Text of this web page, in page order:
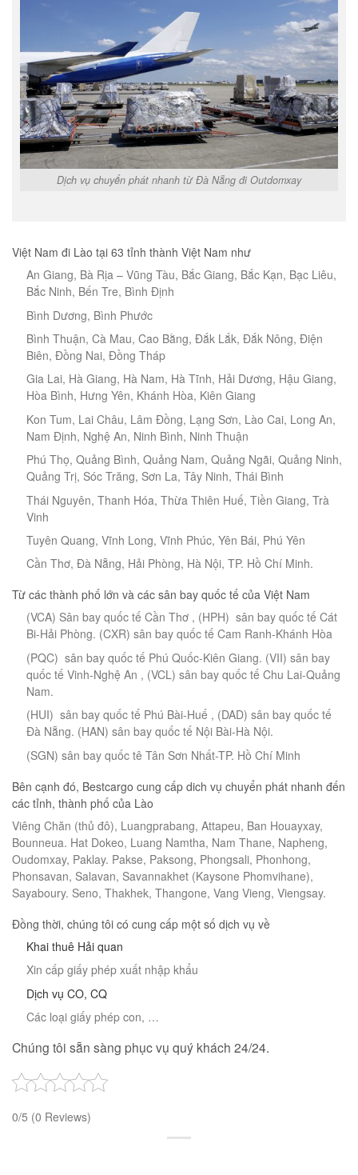
Dịch vụ chuyển phát nhanh từ Đà Nẵng đi Outdomxay
Việt Nam đi Lào tại 63 tỉnh thành Việt Nam như
An Giang, Bà Rịa – Vũng Tàu, Bắc Giang, Bắc Kạn, Bạc Liêu,
Bắc Ninh, Bến Tre, Bình Định
Bình Dương, Bình Phước
Bình Thuận, Cà Mau, Cao Bằng, Đắk Lắk, Đắk Nông, Điện
Biên, Đồng Nai, Đồng Tháp
Gia Lai, Hà Giang, Hà Nam, Hà Tĩnh, Hải Dương, Hậu Giang,
Hòa Bình, Hưng Yên, Khánh Hòa, Kiên Giang
Kon Tum, Lai Châu, Lâm Đồng, Lạng Sơn, Lào Cai, Long An,
Nam Định, Nghệ An, Ninh Bình, Ninh Thuận
Phú Thọ, Quảng Bình, Quảng Nam, Quảng Ngãi, Quảng Ninh,
Quảng Trị, Sóc Trăng, Sơn La, Tây Ninh, Thái Bình
Thái Nguyên, Thanh Hóa, Thừa Thiên Huế, Tiền Giang, Trà
Vinh
Tuyên Quang, Vĩnh Long, Vĩnh Phúc, Yên Bái, Phú Yên
Cần Thơ, Đà Nẵng, Hải Phòng, Hà Nội, TP. Hồ Chí Minh.
Từ các thành phố lớn và các sân bay quốc tế của Việt Nam
(VCA) Sân bay quốc tế Cần Thơ , (HPH) sân bay quốc tế Cát
Bi-Hải Phòng. (CXR) sân bay quốc tế Cam Ranh-Khánh Hòa
(PQC) sân bay quốc tế Phú Quốc-Kiên Giang. (VII) sân bay
quốc tế Vinh-Nghệ An , (VCL) sân bay quốc tế Chu Lai-Quảng
Nam.
(HUI) sân bay quốc tế Phú Bài-Huế , (DAD) sân bay quốc tế
Đà Nẵng. (HAN) sân bay quốc tế Nội Bài-Hà Nội.
(SGN) sân bay quốc tê Tân Sơn Nhất-TP. Hồ Chí Minh
Bên cạnh đó, Bestcargo cung cấp dich vụ chuyển phát nhanh đến
các tỉnh, thành phố của Lào
Viêng Chăn (thủ đô), Luangprabang, Attapeu, Ban Houayxay,
Bounneua. Hat Dokeo, Luang Namtha, Nam Thane, Napheng,
Oudomxay, Paklay. Pakse, Paksong, Phongsali, Phonhong,
Phonsavan, Salavan, Savannakhet (Kaysone Phomvihane),
Sayaboury. Seno, Thakhek, Thangone, Vang Vieng, Viengsay.
Đồng thời, chúng tôi có cung cấp một số dịch vụ về
Khai thuê Hải quan
Xin cấp giấy phép xuất nhập khẩu
Dịch vụ CO, CQ
Các loại giấy phép con, …
Chúng tôi sẵn sàng phục vụ quý khách 24/24.
0/5 (0 Reviews)